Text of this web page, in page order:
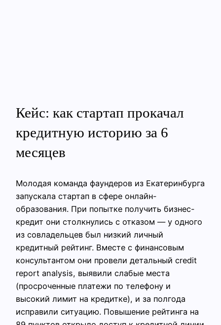
Кейс: как стартап прокачал
кредитную историю за 6
месяцев
Молодая команда фаундеров из Екатеринбурга
запускала стартап в сфере онлайн-
образования. При попытке получить бизнес-
кредит они столкнулись с отказом — у одного
из совладельцев был низкий личный
кредитный рейтинг. Вместе с финансовым
консультантом они провели детальный credit
report analysis, выявили слабые места
(просроченные платежи по телефону и
высокий лимит на кредитке), и за полгода
исправили ситуацию. Повышение рейтинга на